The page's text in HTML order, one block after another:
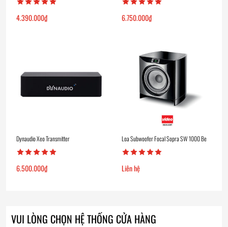
4.390.000₫ 6.750.000₫
Dynaudio Xeo Transmitter
6.500.000₫
Loa Subwoofer Focal Sopra SW 1000 Be
Liên hệ
VUI LÒNG CHỌN HỆ THỐNG CỬA HÀNG